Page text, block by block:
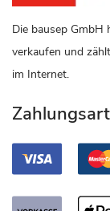
Die bausep GmbH
verkaufen und
im Internet.